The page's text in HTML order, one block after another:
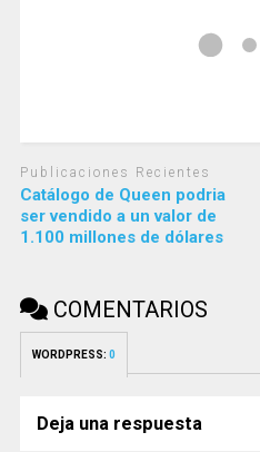
Publicaciones Recientes
Catálogo de Queen podria
ser vendido a un valor de
1.100 millones de dólares
COMENTARIOS
WORDPRESS: 0
Deja una respuesta